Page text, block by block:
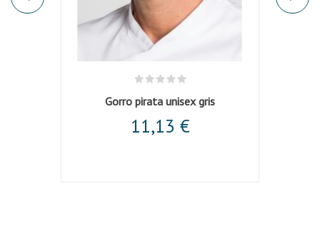
Gorro pirata unisex gris
11,13 €